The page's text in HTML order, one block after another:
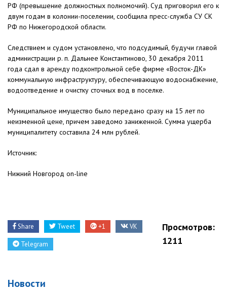
РФ (превышение должностных полномочий). Суд приговорил его к
двум годам в колонии-поселении, сообщила пресс-служба СУ СК
РФ по Нижегородской области.
Следствием и судом установлено, что подсудимый, будучи главой
администрации р. п. Дальнее Константиново, 30 декабря 2011
года сдал в аренду подконтрольной себе фирме «Восток-ДК»
коммунальную инфраструктуру, обеспечивающую водоснабжение,
водоотведение и очистку сточных вод в поселке.
Муниципальное имущество было передано сразу на 15 лет по
неизменной цене, причем заведомо заниженной. Сумма ущерба
муниципалитету составила 24 млн рублей.
Источник:
Нижний Новгород on-line
Share Tweet +1 VK
Telegram
Просмотров:
1211
Новости